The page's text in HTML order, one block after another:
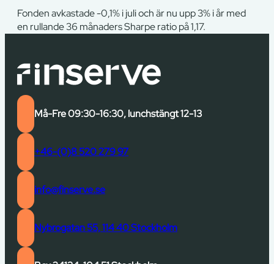
Fonden avkastade -0,1% i juli och är nu upp 3% i år med
en rullande 36 månaders Sharpe ratio på 1,17.
Må-Fre 09:30-16:30, lunchstängt 12-13
+46-(0)8 520 279 97
info@finserve.se
Nybrogatan 55, 114 40 Stockholm